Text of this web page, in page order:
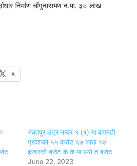
निर्माण चाँगुनारायण न.पा. ३० लाख
X
भक्तपुर क्षेत्र नम्वर १ (१) मा बागमती
प्रदेशको ५५ करोड ६७ लाख १४
हजारको बजेट के के मा पर्‍यो त बजेट
June 22, 2023